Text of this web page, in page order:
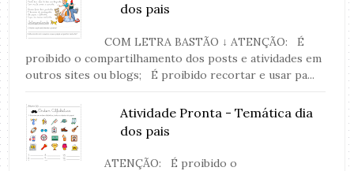
dos pais
COM LETRA BASTÃO ↓ ATENÇÃO: É
proibido o compartilhamento dos posts e atividades em
outros sites ou blogs; É proibido recortar e usar pa...
Atividade Pronta - Temática dia
dos pais
ATENÇÃO: É proibido o